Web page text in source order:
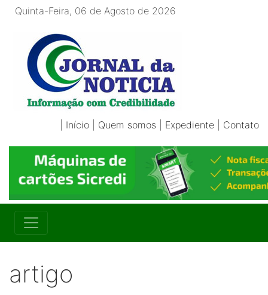
Quinta-Feira, 06 de Agosto de 2026
Início Quem somos Expediente Contato
artigo